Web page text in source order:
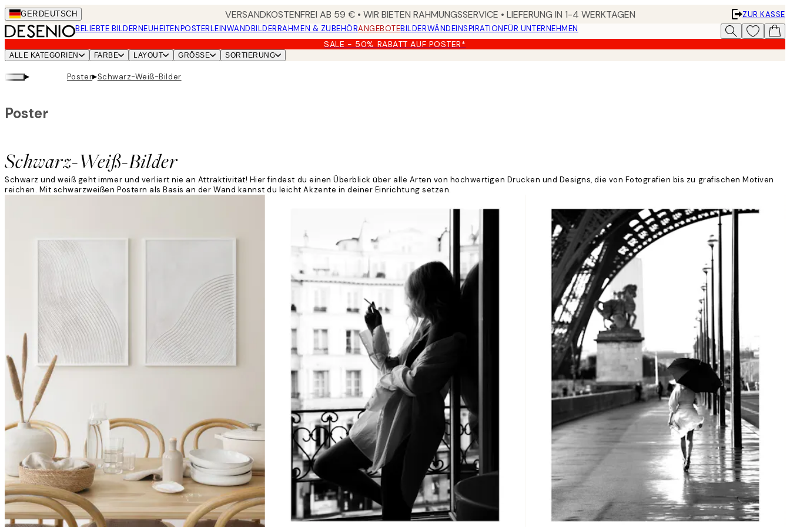
Skip
to
main
content.
GER DEUTSCH VERSANDKOSTENFREI AB 59 € • WIR BIETEN RAHMUNGSSERVICE • LIEFERUNG IN 1-4 WERKTAGEN
ZUR KASSE
BELIEBTE BILDERNEUHEITENPOSTERLEINWANDBILDERRAHMEN & ZUBEHÖRANGEBOTEBILDERWÄNDEINSPIRATIONFÜR UNTERNEHMEN
SALE - 50% RABATT AUF POSTER*
ALLE KATEGORIEN FARBE LAYOUT GRÖSSE SORTIERUNG
▸ Poster▸Schwarz-Weiß-Bilder
Schwarz-Weiß-Bilder
Poster
Schwarz und weiß geht immer und verliert nie an Attraktivität! Hier findest du einen Überblick über alle Arten von hochwertigen Drucken und Designs, die von Fotografien bis zu grafischen Motiven
reichen. Mit schwarzweißen Postern als Basis an der Wand kannst du leicht Akzente in deiner Einrichtung setzen.